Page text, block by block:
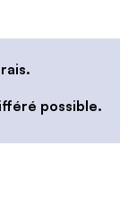
possible.